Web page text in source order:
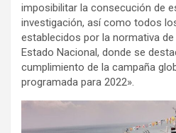
imposibilitar la consecución de
investigación, así como todos
establecidos por la normativa
Estado Nacional, donde se
cumplimiento de la campaña
programada para 2022».